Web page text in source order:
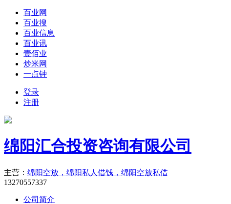
百业网
百业搜
百业信息
百业讯
壹佰业
炒米网
一点钟
登录
注册
绵阳汇合投资咨询有限公司
主营： 绵阳空放，绵阳私人借钱，绵阳空放私借
13270557337
公司简介